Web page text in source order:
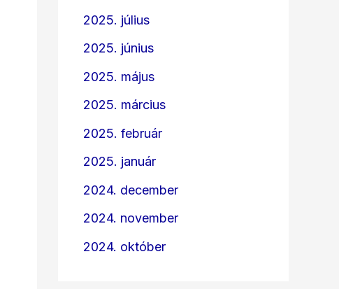
2025. július
2025. június
2025. május
2025. március
2025. február
2025. január
2024. december
2024. november
2024. október